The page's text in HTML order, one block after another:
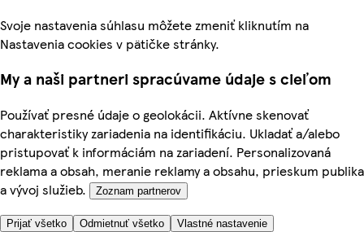
Svoje nastavenia súhlasu môžete zmeniť kliknutím na
Nastavenia cookies v pätičke stránky.
My a naši partneri spracúvame údaje s cieľom
Používať presné údaje o geolokácii. Aktívne skenovať
charakteristiky zariadenia na identifikáciu. Ukladať a/alebo
pristupovať k informáciám na zariadení. Personalizovaná
reklama a obsah, meranie reklamy a obsahu, prieskum publika
a vývoj služieb.
Zoznam partnerov
Prijať všetko Odmietnuť všetko Vlastné nastavenie